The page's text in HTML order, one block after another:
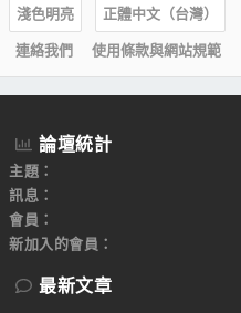
淺色明亮
正體中文（台灣）
連絡我們
使用條款與網站規範
論壇統計
主題
訊息
會員
新加入的會員
最新文章